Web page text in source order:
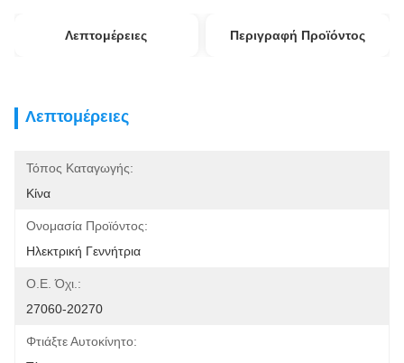
Λεπτομέρειες Περιγραφή Προϊόντος
Λεπτομέρειες
Τόπος Καταγωγής:
Κίνα
Ονομασία Προϊόντος:
Ηλεκτρική Γεννήτρια
Ο.Ε. Όχι.:
27060-20270
Φτιάξτε Αυτοκίνητο: